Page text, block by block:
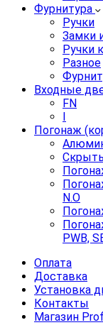
Фурнитура
Ручки
Замки
Ручки
Разное
Входные
FN
I
Погонаж
N.O
PWB,
Оплата
Доставка
Установка
Контакты
Магазин